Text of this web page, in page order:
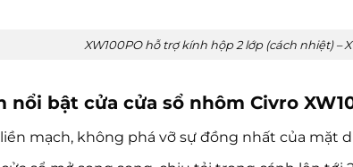
XW100PO hỗ trợ kính hộp 2 lớp (cách nhiệt) –
nổi bật cửa cửa sổ nhôm Civro
mạch, không phá vỡ sự đồng nhất của mặt